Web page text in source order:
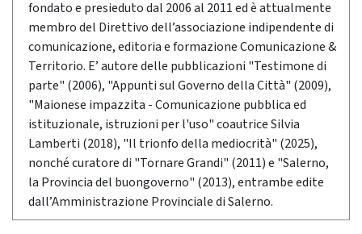
fondato e presieduto dal 2006 al 2011 ed è attualmente
membro del Direttivo dell’associazione indipendente di
comunicazione, editoria e formazione Comunicazione &
Territorio. E’ autore delle pubblicazioni "Testimone di
parte" (2006), "Appunti sul Governo della Città" (2009),
"Maionese impazzita - Comunicazione pubblica ed
istituzionale, istruzioni per l'uso" coautrice Silvia
Lamberti (2018), "Il trionfo della mediocrità" (2025),
nonché curatore di "Tornare Grandi" (2011) e "Salerno,
la Provincia del buongoverno" (2013), entrambe edite
dall’Amministrazione Provinciale di Salerno.